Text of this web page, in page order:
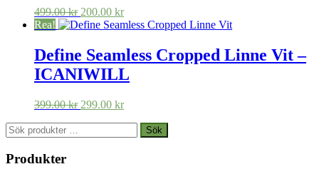
499.00kr Det
ursprungliga
var:
499.00 kr.
200.00 krDet
nuvarande
är:
200.00 kr.
Rea!
Define Seamless Cropped Linne Vit –
ICANIWILL
399.00kr Det
299.00 krDet
priset
Sök
efter:
Sök
Produkter